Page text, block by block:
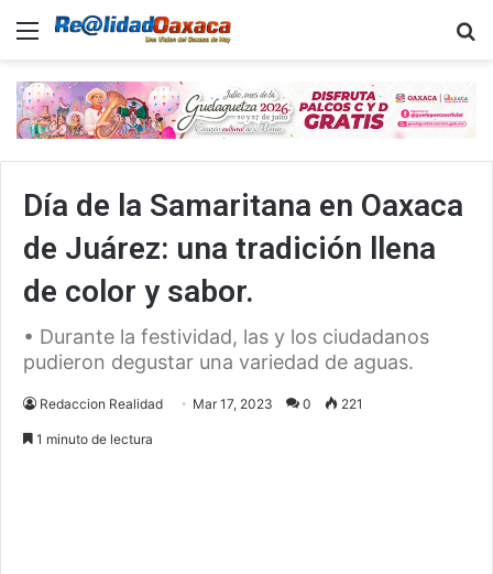
Menu
Día de la Samaritana en Oaxaca
de Juárez: una tradición llena
de color y sabor.
• Durante la festividad, las y los ciudadanos
pudieron degustar una variedad de aguas.
Redaccion Realidad Mar 17, 2023 0 221
1 minuto de lectura